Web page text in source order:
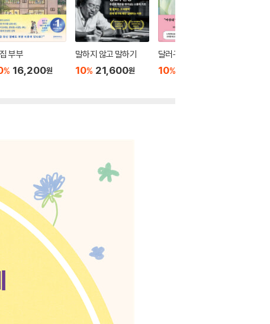
부부
% 16,200원
말하지 않고 말하기
10% 21,600원
달러구트 꿈 백화점 0
10%